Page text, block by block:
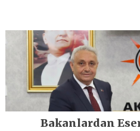
Bakanlardan